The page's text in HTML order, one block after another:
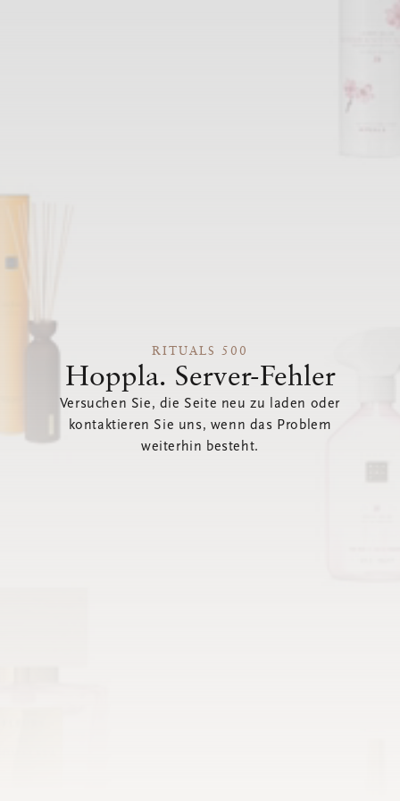
RITUALS 500
Hoppla. Server-Fehler
Versuchen Sie, die Seite neu zu laden oder
kontaktieren Sie uns, wenn das Problem
weiterhin besteht.